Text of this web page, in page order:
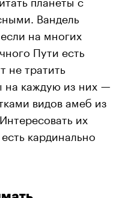
Вандель
на многих
Пути есть
не тратить
на каждую из них —
видов амеб из
их
кардинально